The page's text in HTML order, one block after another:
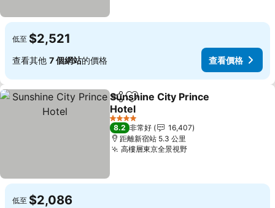
低至 $2,521
查看其他 7 個網站的價格 查看價格
分享 加入我的最愛
Sunshine City Prince
Hotel
查看價格
4 星級
8.2 非常好
16,407
距離新宿站 5.3 公里
高樓層東京全景視野查看價格
低至 $2,086